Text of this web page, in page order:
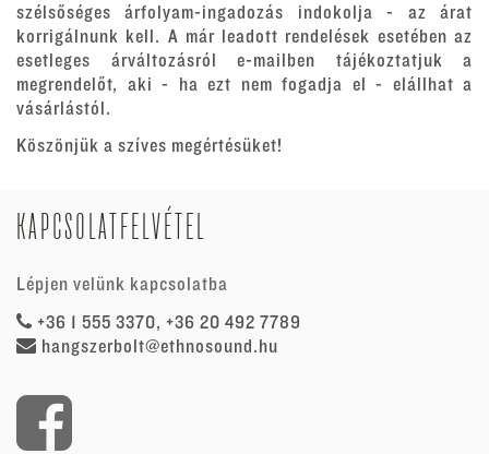
szélsőséges árfolyam-ingadozás indokolja - az árat
korrigálnunk kell. A már leadott rendelések esetében az
esetleges árváltozásról e-mailben tájékoztatjuk a
megrendelőt, aki - ha ezt nem fogadja el - elállhat a
vásárlástól.
Köszönjük a szíves megértésüket!
KAPCSOLATFELVÉTEL
Lépjen velünk kapcsolatba
+36 1 555 3370, +36 20 492 7789
hangszerbolt@ethnosound.hu